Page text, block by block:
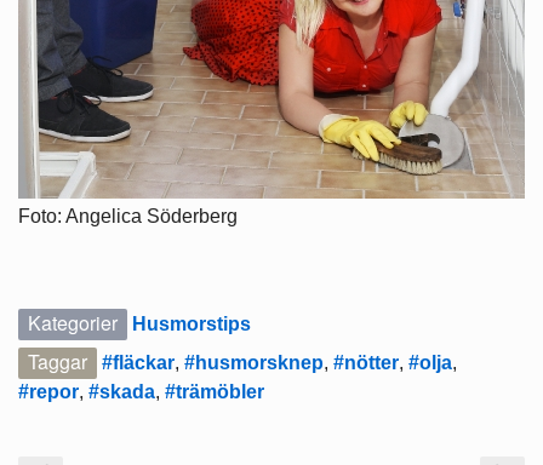
Foto: Angelica Söderberg
Kategorier Husmorstips
Taggar #fläckar, #husmorsknep, #nötter, #olja,
#repor, #skada, #trämöbler